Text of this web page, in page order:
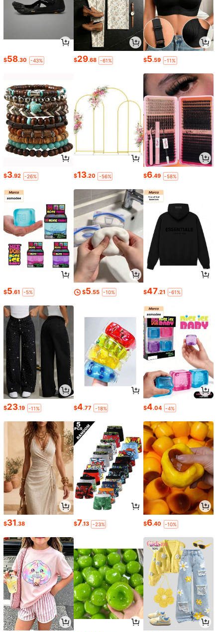
$58.30 -43% $29.68 -61% $5.59 -11%
$3.92 -26% $13.20 -56% $6.49 -58%
$5.61 -5% $5.55 -10% $47.21 -61%
$23.19 -11% $4.77 -18% $4.04 -4%
$31.38 $7.13 -23% $6.40 -10%